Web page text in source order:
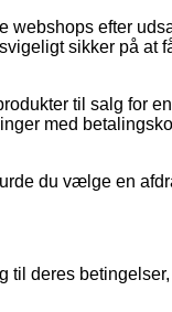
webshops efter
sikker på at
til salg for
med
du vælge en
til deres